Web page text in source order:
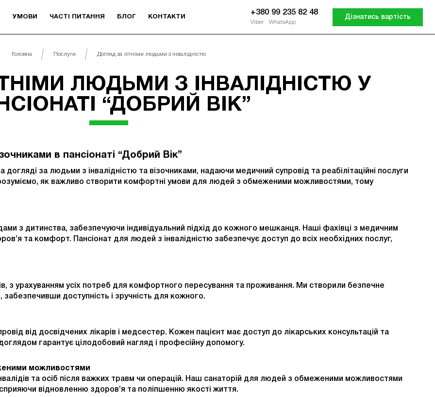
УМОВИ ЧАСТІ ПИТАННЯ БЛОГ КОНТАКТИ
+380 99 235 82 48
Viber WhatsApp
Дізнатись вартість
Головна Послуги Догляд за літніми людьми з інвалідністю
ЛЮДЬМИ З ІНВАЛІДНІСТЮ У
“ДОБРИЙ ВІК”
в пансіонаті “Добрий Вік”
догляді за людьми з інвалідністю та візочниками, надаючи медичний супровід та реабілітаційні послуги
як важливо створити комфортні умови для людей з обмеженими можливостями, тому
з дитинства, забезпечуючи індивідуальний підхід до кожного мешканця. Наші фахівці з медичним
та комфорт. Пансіонат для людей з інвалідністю забезпечує доступ до всіх необхідних послуг,
з урахуванням усіх потреб для комфортного пересування та проживання. Ми створили безпечне
доступність і зручність для кожного.
від досвідчених лікарів і медсестер. Кожен пацієнт має доступ до лікарських консультацій та
гарантує цілодобовий нагляд і професійну допомогу.
можливостями
та осіб після важких травм чи операцій. Наш санаторій для людей з обмеженими можливостями
відновленню здоров’я та поліпшенню якості життя.